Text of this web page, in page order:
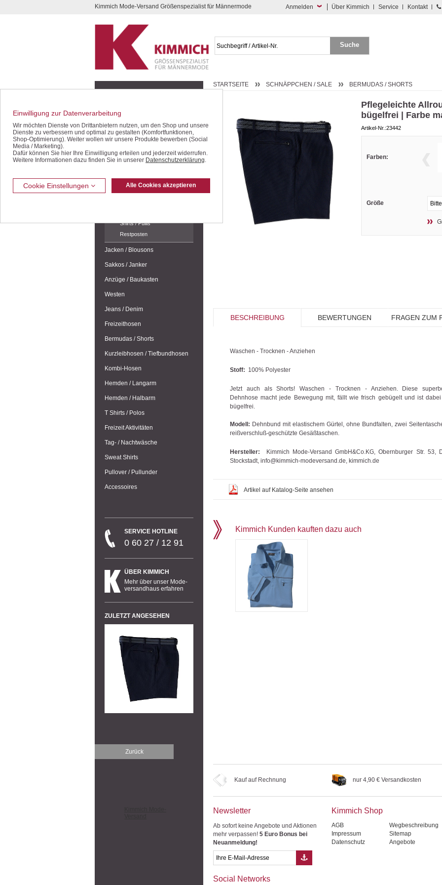
Kompletten Head der Seite überspringenKimmich Mode-Versand Größenspezialist für Männermode Anmelden Über Kimmich Service Kontakt
Schnäppchen / SALE
Halbarm-Hemden
Langarm-Hemden
Hosen / Jeans
Jacken / Westen
Shirts / Pullis
Restposten
Jacken / Blousons
Sakkos / Janker
Anzüge / Baukasten
Westen
Jeans / Denim
Freizeithosen
Bermudas / Shorts
Kurzleibhosen / Tiefbundhosen
Kombi-Hosen
Hemden / Langarm
Hemden / Halbarm
T Shirts / Polos
Freizeit Aktivitäten
Tag- / Nachtwäsche
Sweat Shirts
Pullover / Pullunder
Accessoires
SERVICE HOTLINE
0 60 27 / 12 91
ÜBER KIMMICH
Mehr über unser Mode-
versandhaus erfahren
ZULETZT ANGESEHEN
STARTSEITE SCHNÄPPCHEN / SALE BERMUDAS / SHORTS
Pflegeleichte
bügelfrei | Farbe
Artikel-Nr.:23442
Farben:
Größe
BESCHREIBUNG BEWERTUNGEN FRAGEN ZUM
Waschen - Trocknen - Anziehen
Stoff: 100% Polyester
Jetzt auch als Shorts! Waschen - Trocknen - Anziehen. Diese
Dehnhose macht jede Bewegung mit, fällt wie frisch gebügelt und ist
bügelfrei.
Modell: Dehnbund mit elastischem Gürtel, ohne Bundfalten, zwei
reißverschluß-geschützte Gesäßtaschen.
Hersteller: Kimmich Mode-Versand GmbH&Co.KG, Obernburger Str. 53,
Stockstadt, info@kimmich-modeversand.de, kimmich.de
Artikel auf Katalog-Seite ansehen
Kimmich Kunden kauften dazu auch
Zurück
Kauf auf Rechnung nur 4,90 € Versandkosten
Newsletter
Ab sofort keine Angebote und Aktionen
mehr verpassen! 5 Euro Bonus bei
Neuanmeldung!
Social Networks
Kimmich Shop
AGB
Wegbeschreibung
Impressum
Sitemap
Datenschutz
Angebote
Einwilligung zur Datenverarbeitung
Wir möchten Dienste von Drittanbietern nutzen, um den Shop und unsere
Dienste zu verbessern und optimal zu gestalten (Komfortfunktionen,
Shop-Optimierung). Weiter wollen wir unsere Produkte bewerben (Social
Media / Marketing).
Dafür können Sie hier Ihre Einwilligung erteilen und jederzeit widerrufen.
Weitere Informationen dazu finden Sie in unserer Datenschutzerklärung.
Cookie Einstellungen Alle Cookies akzeptieren